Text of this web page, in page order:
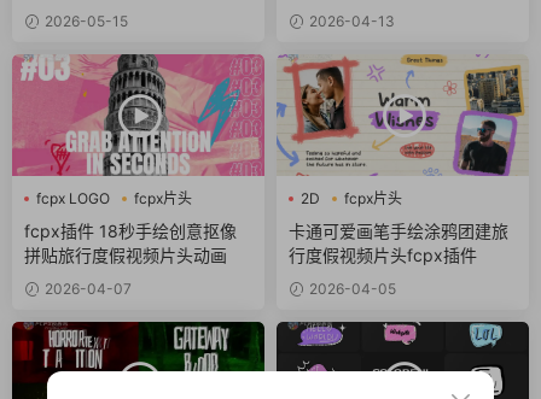
px插件
2026-05-15 2026-04-13
fcpx LOGO
fcpx片头
fcpx视频开场
fcpx插件 18秒手绘创意抠像
拼贴旅行度假视频片头动画
2026-04-07
2D
fcpx片头
fcpx视频开场
卡通可爱画笔手绘涂鸦团建旅
行度假视频片头fcpx插件
2026-04-05